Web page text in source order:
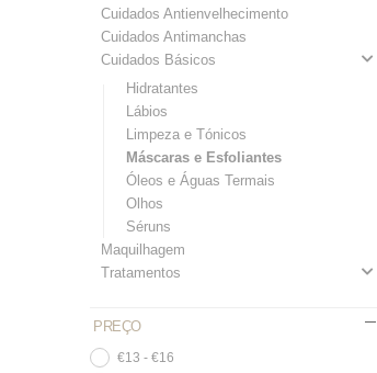
Cuidados Antienvelhecimento
Cuidados Antimanchas
Cuidados Básicos
Hidratantes
Lábios
Limpeza e Tónicos
Máscaras e Esfoliantes
Óleos e Águas Termais
Olhos
Séruns
Maquilhagem
Tratamentos
PREÇO
€13 - €16